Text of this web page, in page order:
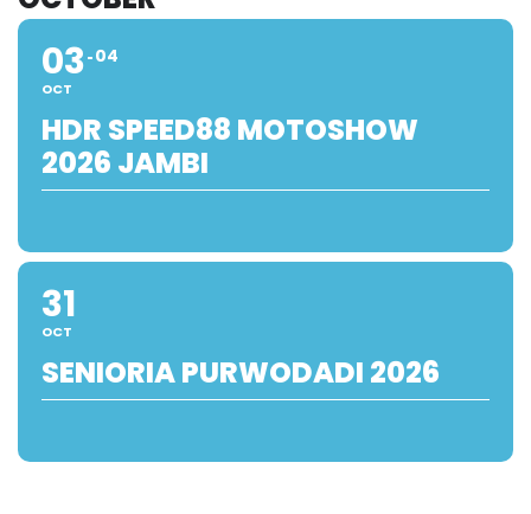
03
OCT
04
HDR SPEED88 MOTOSHOW
2026 JAMBI
31
OCT
SENIORIA PURWODADI 2026